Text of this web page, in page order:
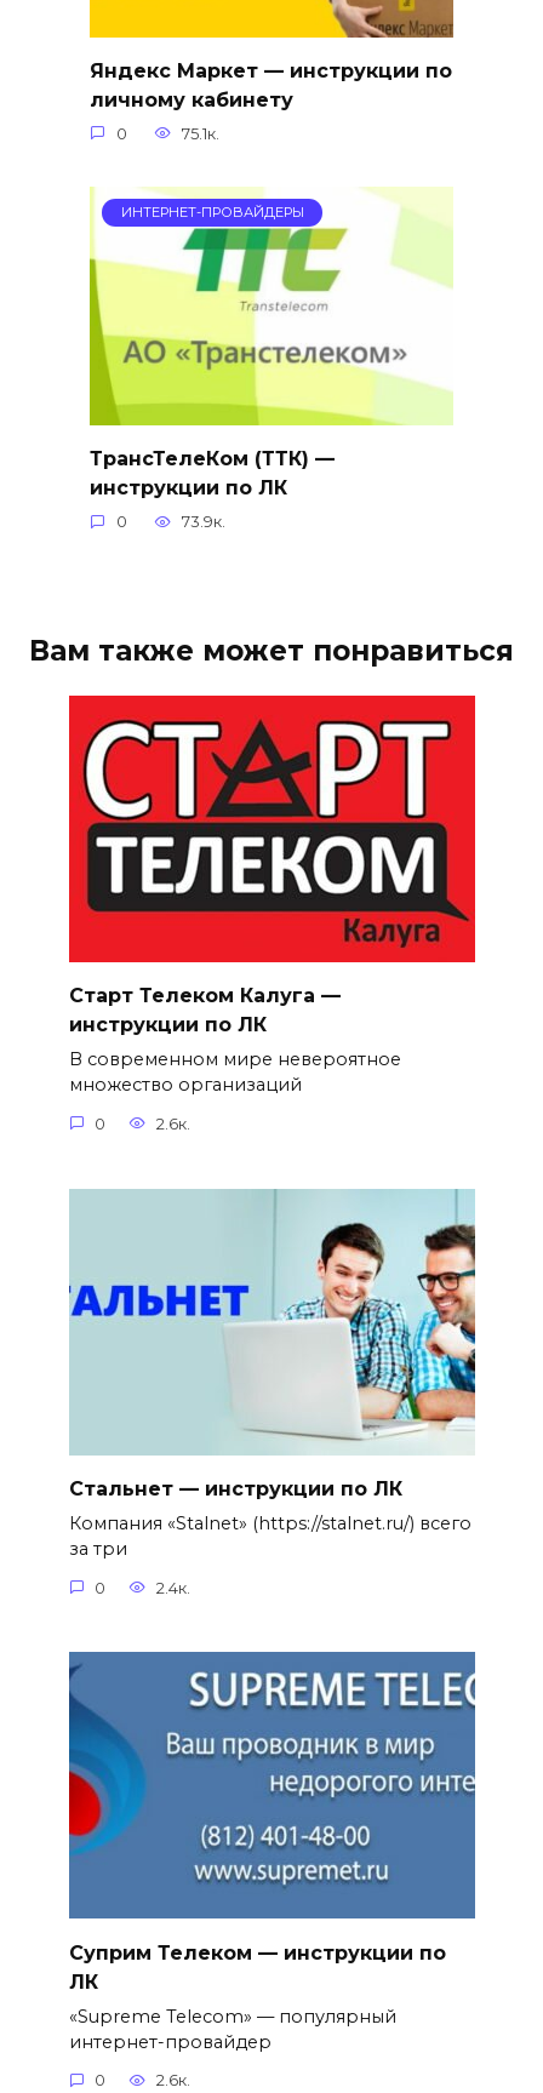
Яндекс Маркет — инструкции по
личному кабинету
0 75.1к.
ИНТЕРНЕТ-ПРОВАЙДЕРЫ
ТрансТелеКом (ТТК) —
инструкции по ЛК
0 73.9к.
Вам также может понравиться
Старт Телеком Калуга —
инструкции по ЛК
В современном мире невероятное
множество организаций
0 2.6к.
Стальнет — инструкции по ЛК
Компания «Stalnet» (https://stalnet.ru/) всего
за три
0 2.4к.
Суприм Телеком — инструкции по
ЛК
«Supreme Telecom» — популярный
интернет-провайдер
0 2.6к.